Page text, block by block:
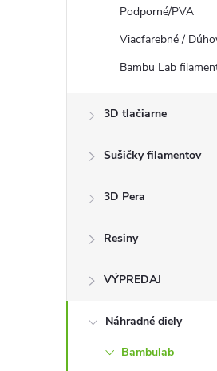
Podporné/PVA
Viacfarebné /
Bambu Lab
3D tlačiarne
Sušičky filamentov
3D Pera
Resiny
VÝPREDAJ
Náhradné diely
Bambulab